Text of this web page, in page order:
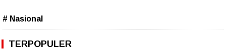
# Nasional
TERPOPULER